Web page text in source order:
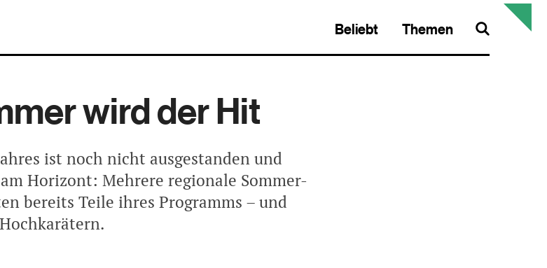
Beliebt Themen
wird der Hit
ist noch nicht ausgestanden und
Horizont: Mehrere regionale Sommer-
bereits Teile ihres Programms – und